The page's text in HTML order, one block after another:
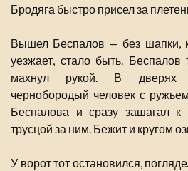
Бродяга быстро присел за
Вышел Беспалов — без шапки,
уезжает, стало быть. Беспалов
махнул рукой. В дверях
чернобородый человек с
Беспалова и сразу зашагал
трусцой за ним. Бежит и кругом
У ворот тот остановился,